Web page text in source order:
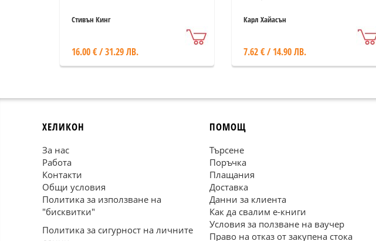
Стивън Кинг
16.00 € / 31.29 ЛВ.
Карл Хайасън
7.62 € / 14.90 ЛВ.
ХЕЛИКОН
За нас
Работа
Контакти
Общи условия
Политика за използване на
"бисквитки"
Политика за сигурност на личните
ПОМОЩ
Търсене
Поръчка
Плащания
Доставка
Данни за клиента
Как да свалим е-книги
Условия за ползване на ваучер
Право на отказ от закупена стока